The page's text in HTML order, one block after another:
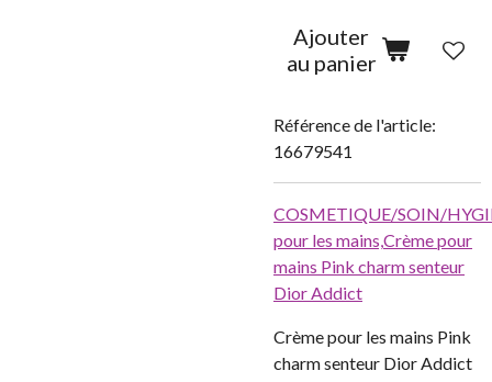
Ajouter
au panier
Référence de l'article:
16679541
COSMETIQUE/SOIN/
pour les mains,Crème pour
mains Pink charm senteur
Dior Addict
Crème pour les mains Pink
charm senteur Dior Addict